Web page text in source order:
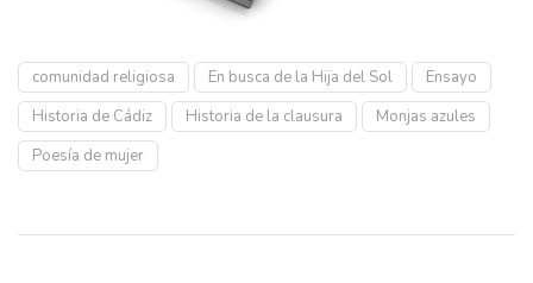
comunidad religiosa En busca de la Hija del Sol
Ensayo
Historia de Cádiz
Historia de la clausura
Monjas azules
Poesía de mujer